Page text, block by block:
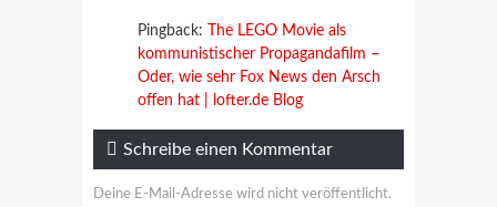
Pingback:
The LEGO Movie als
kommunistischer Propagandafilm –
Oder, wie sehr Fox News den Arsch
offen hat | lofter.de Blog
Schreibe einen Kommentar
Deine E-Mail-Adresse wird nicht veröffentlicht.